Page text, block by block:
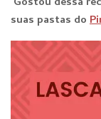
suas pastas do